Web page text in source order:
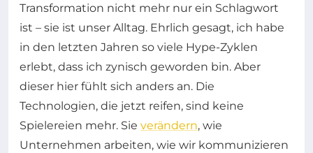
Transformation nicht mehr nur ein Schlagwort
ist – sie ist unser Alltag. Ehrlich gesagt, ich habe
in den letzten Jahren so viele Hype-Zyklen
erlebt, dass ich zynisch geworden bin. Aber
dieser hier fühlt sich anders an. Die
Technologien, die jetzt reifen, sind keine
Spielereien mehr. Sie verändern, wie
Unternehmen arbeiten, wie wir kommunizieren